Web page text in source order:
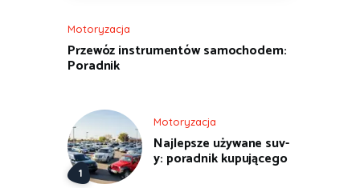
Motoryzacja
Przewóz instrumentów samochodem:
Poradnik
Motoryzacja
Najlepsze używane suv-
y: poradnik kupującego